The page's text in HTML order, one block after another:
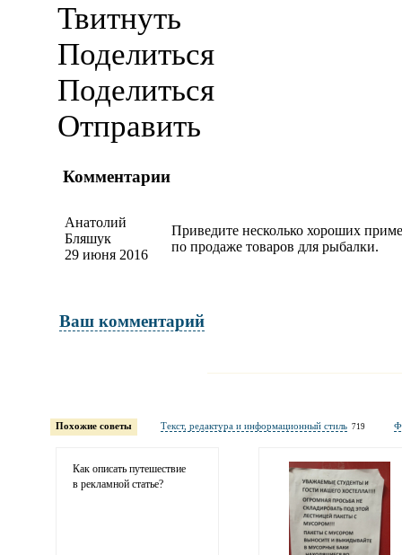
Твитнуть
Поделиться
Поделиться
Отправить
Комментарии
Анатолий
Бляшук
29 июня 2016
Приведите несколько хороших
по продаже товаров для рыбалки.
Ваш комментарий
обязательны полностью для публикации
Похожие советы Текст, редактура и информационный стиль 719
Как описать путешествие
в рекламной статье?